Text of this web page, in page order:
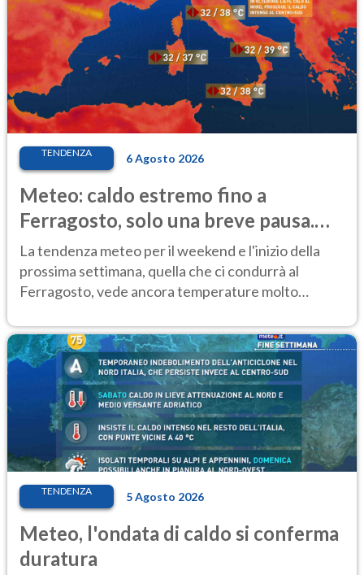
TENDENZA 6 Agosto 2026
Meteo: caldo estremo fino a
Ferragosto, solo una breve pausa.
Ecco dove
La tendenza meteo per il weekend e l'inizio della
prossima settimana, quella che ci condurrà al
Ferragosto, vede ancora temperature molto
TENDENZA 5 Agosto 2026
Meteo, l'ondata di caldo si conferma
duratura